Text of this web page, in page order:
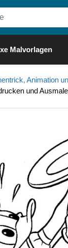
Malvorlagen
Animation
und